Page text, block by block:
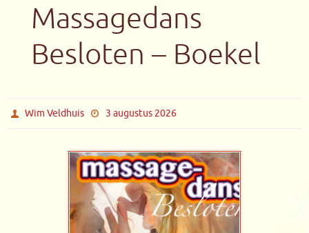
Massagedans
Besloten – Boekel
Wim Veldhuis 3 augustus 2026